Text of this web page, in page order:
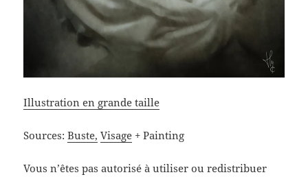
Illustration en grande taille
Sources:Buste, Visage + Painting
Vous n’êtes pas autorisé à utiliser ou redistribuer